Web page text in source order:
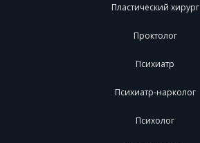
Пластический хирург
Проктолог
Психиатр
Психиатр-нарколог
Психолог